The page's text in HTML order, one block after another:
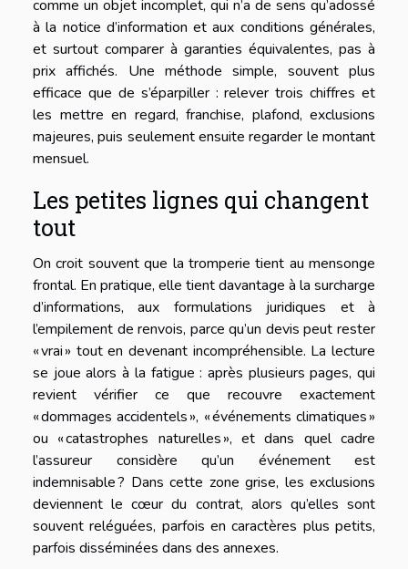
comme un objet incomplet, qui n’a de sens qu’adossé
à la notice d’information et aux conditions générales,
et surtout comparer à garanties équivalentes, pas à
prix affichés. Une méthode simple, souvent plus
efficace que de s’éparpiller : relever trois chiffres et
les mettre en regard, franchise, plafond, exclusions
majeures, puis seulement ensuite regarder le montant
mensuel.
Les petites lignes qui changent
tout
On croit souvent que la tromperie tient au mensonge
frontal. En pratique, elle tient davantage à la surcharge
d’informations, aux formulations juridiques et à
l’empilement de renvois, parce qu’un devis peut rester
« vrai » tout en devenant incompréhensible. La lecture
se joue alors à la fatigue : après plusieurs pages, qui
revient vérifier ce que recouvre exactement
« dommages accidentels », « événements climatiques »
ou « catastrophes naturelles », et dans quel cadre
l’assureur considère qu’un événement est
indemnisable ? Dans cette zone grise, les exclusions
deviennent le cœur du contrat, alors qu’elles sont
souvent reléguées, parfois en caractères plus petits,
parfois disséminées dans des annexes.